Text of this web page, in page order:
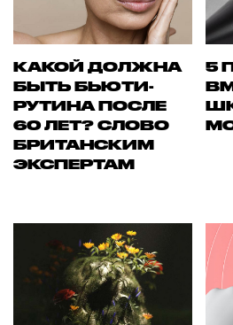
КАКОЙ ДОЛЖНА
БЫТЬ БЬЮТИ-
РУТИНА ПОСЛЕ
60 ЛЕТ? СЛОВО
БРИТАНСКИМ
ЭКСПЕРТАМ
5